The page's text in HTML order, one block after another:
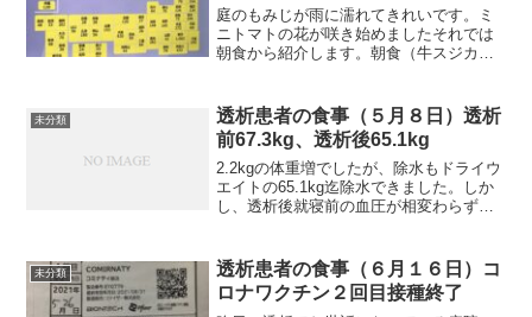
庭のもみじが雨に濡れてきれいです。ミ
ニトマトの花が咲き始めましたそれでは
朝食から紹介します。朝食（牛スジカレ
おり美味しかったです。朝献立名・食品
名 量kcalたん白ＫＰ...
未分類
透析患者の食事（５月８日）透析
前67.3kg、透析後65.1kg
2.2kgの体重増でしたが、除水もドライウ
エイトの65.1kg迄除水できました。しか
し、透析後就寝前の血圧が相変わらず下
思うのですが。看護師からは、食後は下
がる...
未分類
透析患者の食事（６月１６日）コ
ロナワクチン２回目接種終了